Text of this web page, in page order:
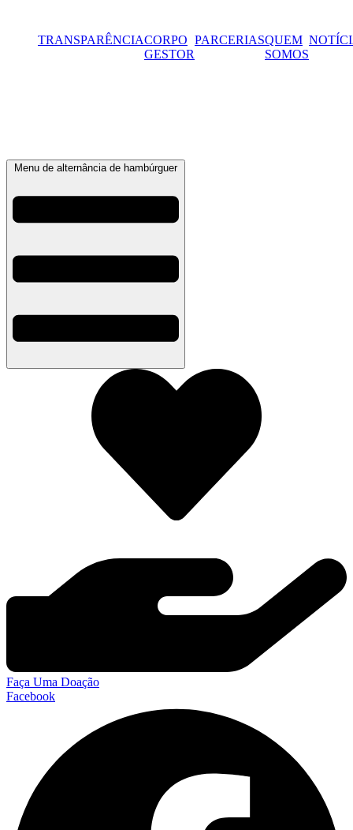
TRANSPARÊNCIACORPO
GESTOR
PARCERIASQUEM
SOMOS
Menu de alternância de hambúrguer
Faça Uma Doação
Facebook